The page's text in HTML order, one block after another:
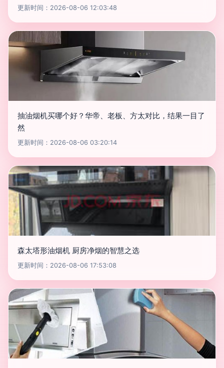
更新时间：2026-08-06 12:03:48
抽油烟机买哪个好？华帝、老板、方太对比，结果一目了
然
更新时间：2026-08-06 03:20:14
森太塔形油烟机 厨房净烟的智慧之选
更新时间：2026-08-06 17:53:08